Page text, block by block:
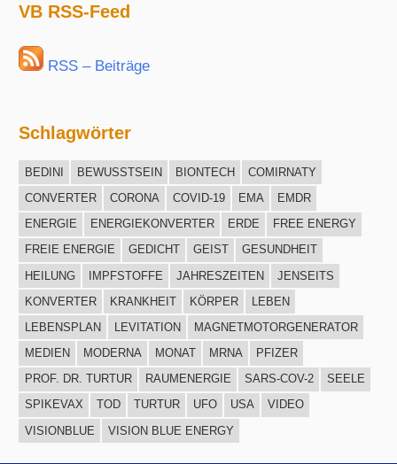
VB RSS-Feed
RSS – Beiträge
Schlagwörter
BEDINI BEWUSSTSEIN BIONTECH
COMIRNATY
CONVERTER
CORONA COVID-19 EMA
EMDR
ENERGIE
ENERGIEKONVERTER ERDE
FREE ENERGY
FREIE ENERGIE
GEDICHT GEIST
GESUNDHEIT
HEILUNG
IMPFSTOFFE JAHRESZEITEN
JENSEITS
KONVERTER
KRANKHEIT KÖRPER
LEBEN
LEBENSPLAN
LEVITATION
MAGNETMOTORGENERATOR
MEDIEN
MODERNA MONAT MRNA
PFIZER
PROF. DR. TURTUR
RAUMENERGIE SARS-COV-2
SEELE
SPIKEVAX
TOD TURTUR UFO USA
VIDEO
VISIONBLUE
VISION BLUE ENERGY